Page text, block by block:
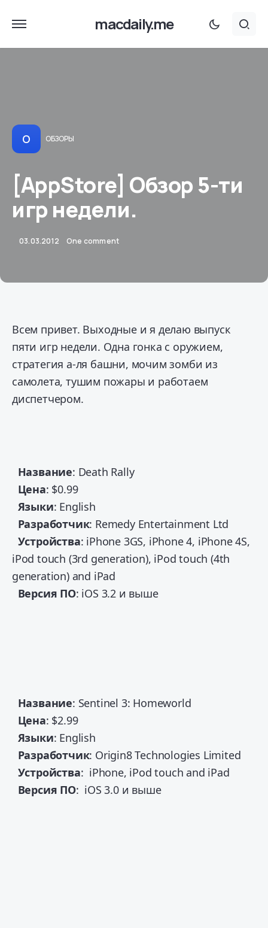
macdaily.me
О ОБЗОРЫ
[AppStore] Обзор 5-ти
игр недели.
03.03.2012 One comment
Всем привет. Выходные и я делаю выпуск
пяти игр недели. Одна гонка с оружием,
стратегия а-ля башни, мочим зомби из
самолета, тушим пожары и работаем
диспетчером.
Название: Death Rally
Цена: $0.99
Языки: English
Разработчик: Remedy Entertainment Ltd
Устройства: iPhone 3GS, iPhone 4, iPhone 4S,
iPod touch (3rd generation), iPod touch (4th
generation) and iPad
Версия ПО: iOS 3.2 и выше
Название: Sentinel 3: Homeworld
Цена: $2.99
Языки: English
Разработчик: Origin8 Technologies Limited
Устройства: iPhone, iPod touch and iPad
Версия ПО: iOS 3.0 и выше